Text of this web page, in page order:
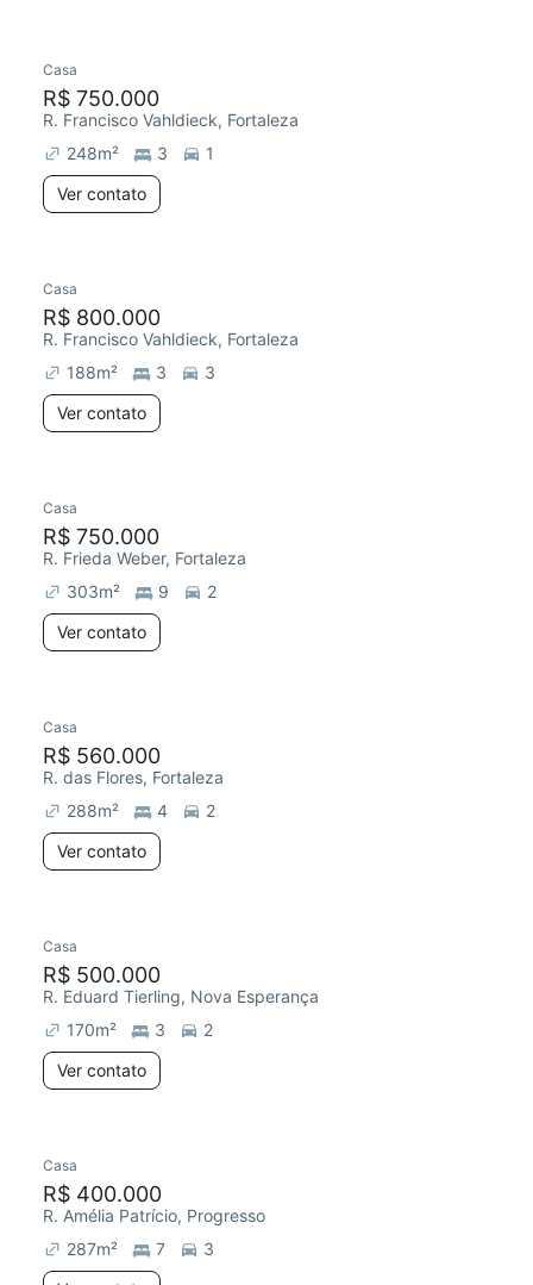
Casa
R$ 750.000
R. Francisco Vahldieck, Fortaleza
248m² 3
1
Ver contato
Casa
R$ 800.000
R. Francisco Vahldieck, Fortaleza
188m² 3
3
Ver contato
Casa
R$ 750.000
R. Frieda Weber, Fortaleza
303m² 9
2
Ver contato
Casa
R$ 560.000
R. das Flores, Fortaleza
288m² 4
2
Ver contato
Casa
R$ 500.000
R. Eduard Tierling, Nova Esperança
170m² 3
2
Ver contato
Casa
R$ 400.000
R. Amélia Patrício, Progresso
287m² 7
3